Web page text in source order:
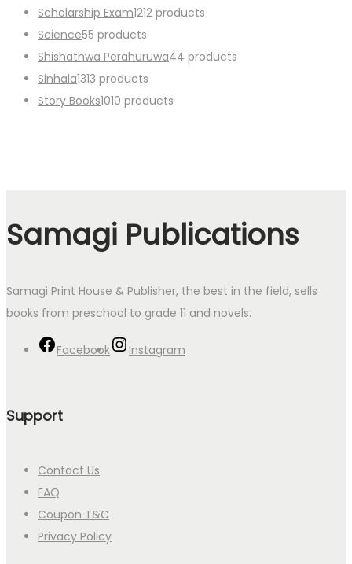
Scholarship Exam1212 products
Science55 products
Shishathwa Perahuruwa44 products
Sinhala1313 products
Story Books1010 products
Samagi Publications
Samagi Print House & Publisher, the best in the field, sells
books from preschool to grade 11 and novels.
Facebook Instagram
Support
Contact Us
FAQ
Coupon T&C
Privacy Policy